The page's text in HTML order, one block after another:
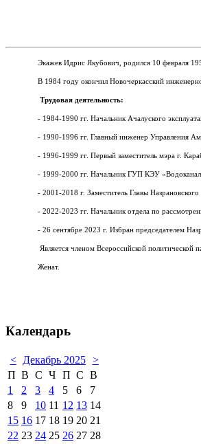
Экажев Идрис Якубович, родился 10 февраля
В 1984 году окончил Новочеркасский
Трудовая деятельность:
- 1984-1990 гг. Начальник Ачалуского
- 1990-1996 гг. Главный инженер Управления
- 1996-1999 гг. Первый заместитель мэра г.
- 1999-2000 гг. Начальник ГУП КЭУ
- 2001-2018 г. Заместитель Главы Назрановского
- 2022-2023 гг. Начальник отдела по
- 26 сентябре 2023 г. Избран председателем
Является членом Всероссийской политической
Женат.
Календарь
< Декабрь 2025 >
П В С Ч П С В
1
2 3 4 5 6
7
8
9 10 11 12 13 14
15 16 17 18 19 20 21
22 23 24 25 26 27 28